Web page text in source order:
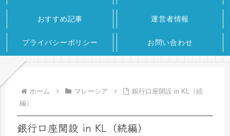
おすすめ記事 運営者情報
プライバシーポリシー お問い合わせ
ホーム マレーシア
銀行口座開設 in KL（続
編）
銀行口座開設 in KL（続編）